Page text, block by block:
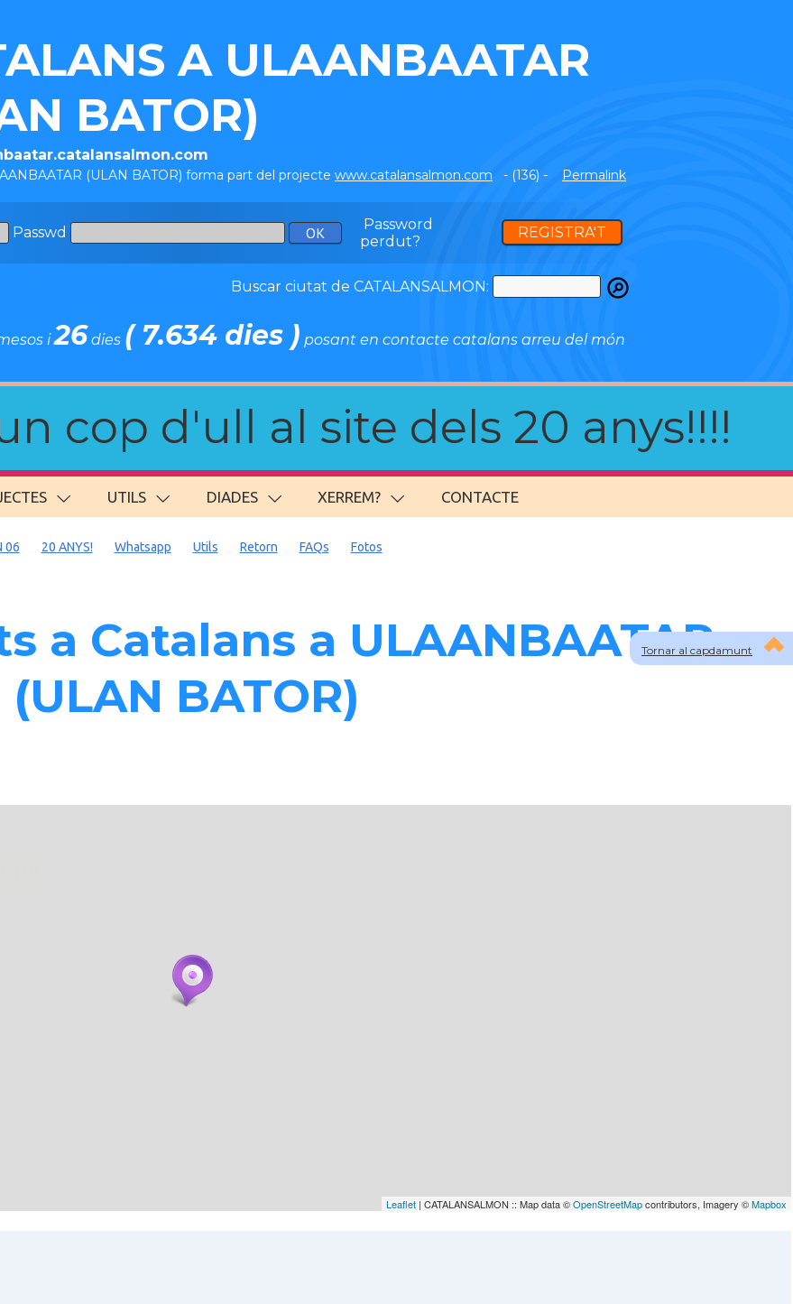
A ULAANBAATAR
BATOR)
(ULAN BATOR) forma part del projecte www.catalansalmon.com - (136) -
Permalink
Passwd
Password
perdut?
REGISTRA'T
Buscar ciutat de CATALANSALMON:
i26dies ( 7.634 dies ) posant en contacte catalans arreu del món
cop d'ull al site dels 20 anys!!!!
UTILS DIADES XERREM? CONTACTE
Tornar al capdamunt
06 20 ANYS! Whatsapp Utils Retorn FAQs Fotos
a Catalans a ULAANBAATAR
(ULAN BATOR)
Leaflet | CATALANSALMON :: Map data ©OpenStreetMapcontributors, Imagery ©Mapbox